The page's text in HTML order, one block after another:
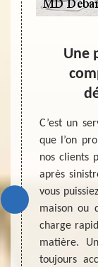
de
Peu
l’on
de
ou
que
Une
C’est un
que l’on
nos clients
après
vous
maison ou
charge
matière.
toujours